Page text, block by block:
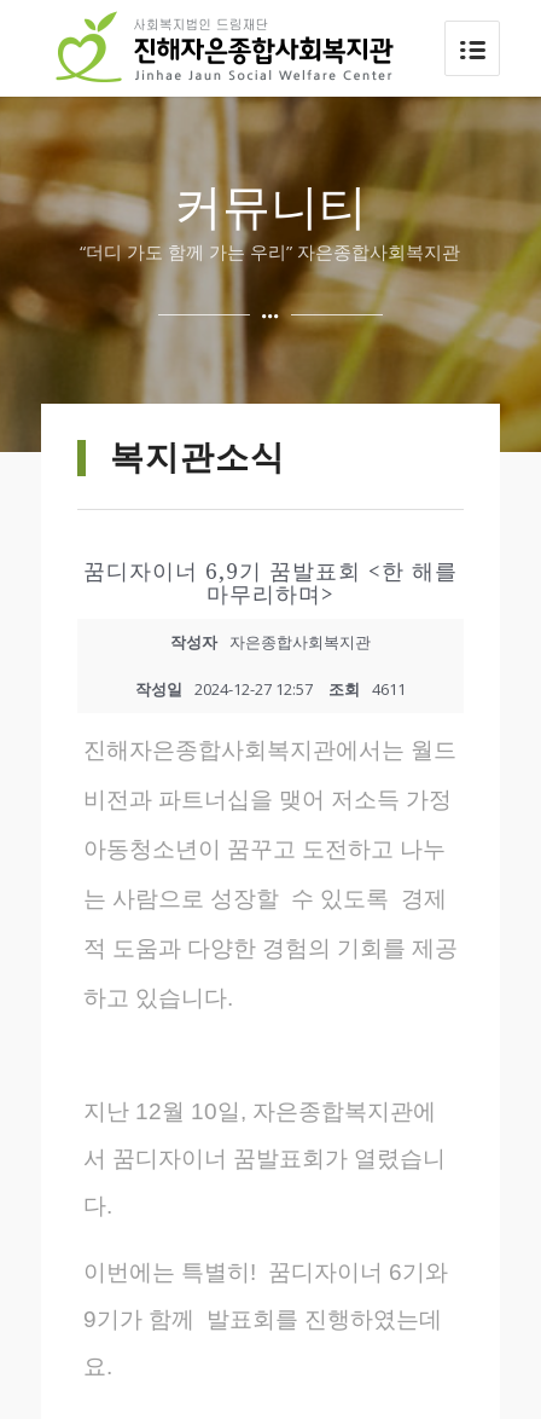
커뮤니티
“더디 가도 함께 가는 우리” 자은종합사회복지관
복지관소식
꿈디자이너 6,9기 꿈발표회 <한 해를
마무리하며>
작성자 자은종합사회복지관
작성일 2024-12-27 12:57 조회 4611
진해자은종합사회복지관에서는 월드
비전과 파트너십을 맺어 저소득 가정
아동청소년이 꿈꾸고 도전하고 나누
는 사람으로 성장할 수 있도록 경제
적 도움과 다양한 경험의 기회를 제공
하고 있습니다.
지난 12월 10일, 자은종합복지관에
서 꿈디자이너 꿈발표회가 열렸습니
다.
이번에는 특별히! 꿈디자이너 6기와
9기가 함께 발표회를 진행하였는데
요.